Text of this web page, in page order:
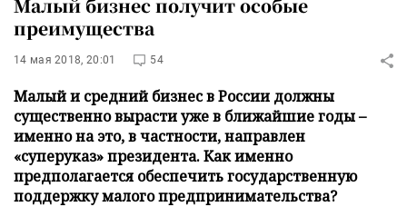
Малый бизнес получит особые
преимущества
14 мая 2018, 20:01 54
Малый и средний бизнес в России должны
существенно вырасти уже в ближайшие годы –
именно на это, в частности, направлен
«суперуказ» президента. Как именно
предполагается обеспечить государственную
поддержку малого предпринимательства?